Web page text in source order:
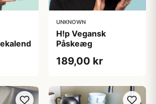
UNKNOWN
H!p Vegansk
Påskeæg
189,00 kr